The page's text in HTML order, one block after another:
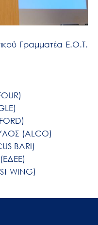
Γραμματέα Ε.Ο.Τ.
(ALCO)
BARI)
WING)